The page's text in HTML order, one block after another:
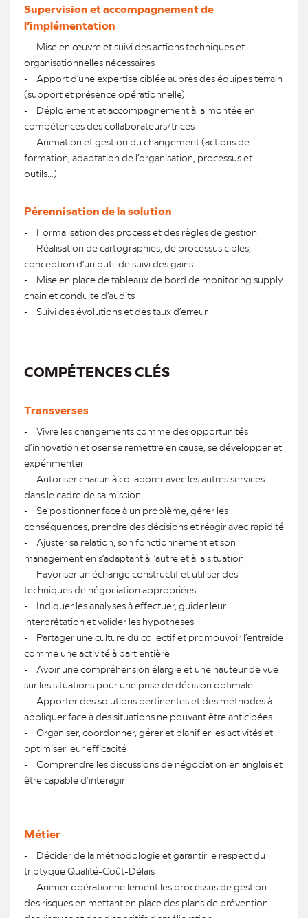
Supervision et accompagnement de
l’implémentation
- Mise en œuvre et suivi des actions techniques et
organisationnelles nécessaires
- Apport d’une expertise ciblée auprès des équipes terrain
(support et présence opérationnelle)
- Déploiement et accompagnement à la montée en
compétences des collaborateurs/trices
- Animation et gestion du changement (actions de
formation, adaptation de l’organisation, processus et
outils…)
Pérennisation de la solution
- Formalisation des process et des règles de gestion
- Réalisation de cartographies, de processus cibles,
conception d’un outil de suivi des gains
- Mise en place de tableaux de bord de monitoring supply
chain et conduite d’audits
- Suivi des évolutions et des taux d’erreur
COMPÉTENCES CLÉS
Transverses
- Vivre les changements comme des opportunités
d’innovation et oser se remettre en cause, se développer et
expérimenter
- Autoriser chacun à collaborer avec les autres services
dans le cadre de sa mission
- Se positionner face à un problème, gérer les
conséquences, prendre des décisions et réagir avec rapidité
- Ajuster sa relation, son fonctionnement et son
management en s’adaptant à l’autre et à la situation
- Favoriser un échange constructif et utiliser des
techniques de négociation appropriées
- Indiquer les analyses à effectuer, guider leur
interprétation et valider les hypothèses
- Partager une culture du collectif et promouvoir l’entraide
comme une activité à part entière
- Avoir une compréhension élargie et une hauteur de vue
sur les situations pour une prise de décision optimale
- Apporter des solutions pertinentes et des méthodes à
appliquer face à des situations ne pouvant être anticipées
- Organiser, coordonner, gérer et planifier les activités et
optimiser leur efficacité
- Comprendre les discussions de négociation en anglais et
être capable d’interagir
Métier
- Décider de la méthodologie et garantir le respect du
triptyque Qualité-Coût-Délais
- Animer opérationnellement les processus de gestion
des risques en mettant en place des plans de prévention